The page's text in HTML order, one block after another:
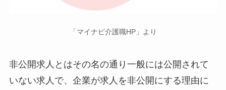
「マイナビ介護職HP」より
非公開求人とはその名の通り一般には公開されて
いない求人で、企業が求人を非公開にする理由に